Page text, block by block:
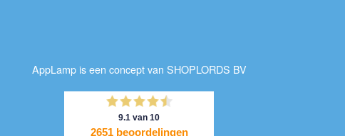
AppLamp is een concept van SHOPLORDS BV